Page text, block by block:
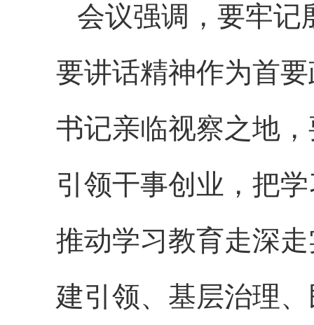
会议强调，要牢记
要讲话精神作为首
书记亲临视察之地
引领干事创业，把
推动学习教育走深
建引领、基层治理